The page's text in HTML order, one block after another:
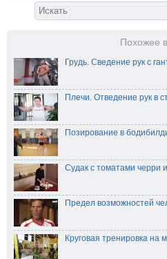
Похожее
Грудь. Сведение рук с
Плечи. Отведение рук в
Позирование в
Судак с томатами черри
Предел возможностей
Круговая тренировка на